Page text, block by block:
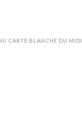
CARTE BLANCHE DU MIDI